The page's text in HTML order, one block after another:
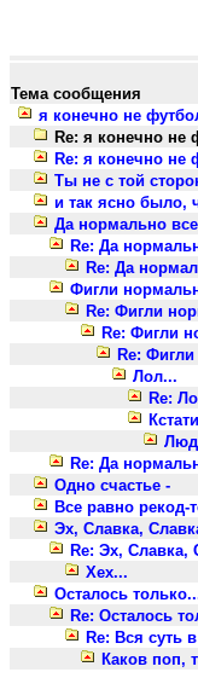
Тема сообщения
я конечно не
Re: я конечно не
Re: я конечно не
Ты не с той
и так ясно было,
Да нормально все
Re: Да
Re: Да
Фигли
Re: Фигли
Re: Фигли
Re:
Лол...
Re:
Re: Да
Одно счастье -
Все равно рекод-
Эх, Славка,
Re: Эх, Славка,
Хех...
Осталось
Re: Осталось
Re: Вся суть
Каков поп,